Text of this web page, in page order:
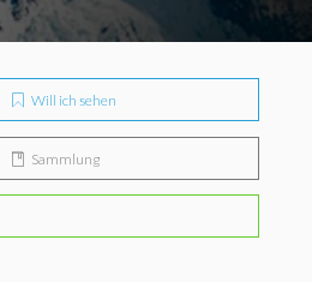
Will ich sehen
Sammlung